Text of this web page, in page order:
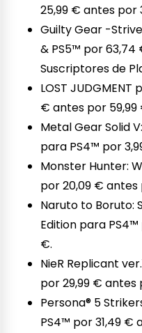
25,99 € antes por
Guilty Gear -
& PS5™ por
Suscriptores de
LOST
€ antes por 59,99
Metal Gear Solid
para PS4™ por
Monster Hunter:
por 20,09 € antes
Naruto to Boruto:
Edition para
€.
NieR Replicant
por 29,99 € antes
Persona® 5
PS4™ por 31,49 €